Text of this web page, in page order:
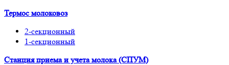
Термос молоковоз
2-секционный
1-секционный
Станция приема и учета молока (СПУМ)